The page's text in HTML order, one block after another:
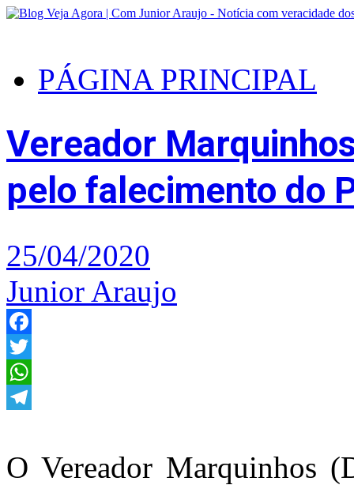
PÁGINA PRINCIPAL
Vereador
pelo falecimento do
25/04/2020
Junior Araujo
Facebook
Twitter
WhatsApp
O Vereador Marquinhos